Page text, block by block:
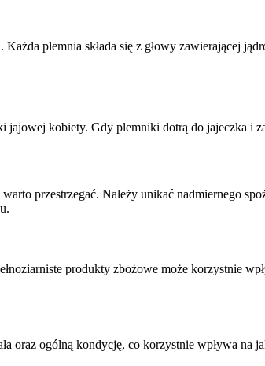
Każda plemnia składa się z głowy zawierającej
jajowej kobiety. Gdy plemniki dotrą do jajeczka i
przestrzegać. Należy unikać nadmiernego
produkty zbożowe może korzystnie
oraz ogólną kondycję, co korzystnie wpływa na